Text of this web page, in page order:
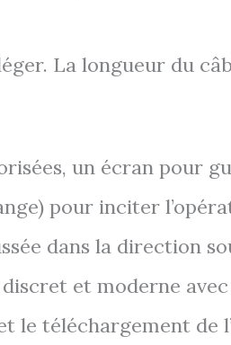
La longueur du
un écran pour
pour inciter
dans la direction
et moderne
le téléchargement de